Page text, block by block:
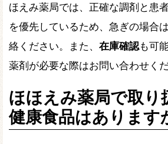
ほえみ薬局では、正確な調剤と患
を優先しているため、急ぎの場合
絡ください。また、 在庫確認も可
薬剤が必要な際はお問い合わせくだ
ほほえみ薬局で取り
健康食品はあります